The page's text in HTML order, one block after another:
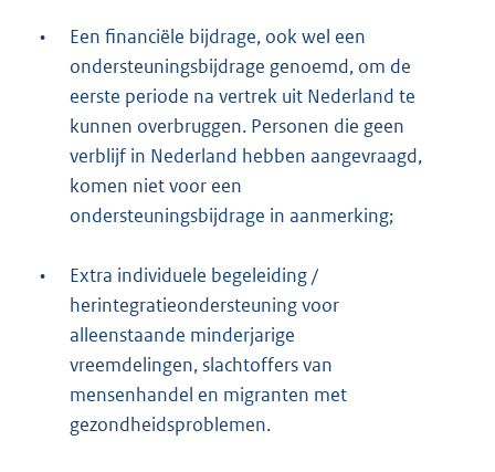
•
Een financiële bijdrage, ook wel een
ondersteuningsbijdrage genoemd, om de
eerste periode na vertrek uit Nederland te
kunnen overbruggen. Personen die geen
verblijf in Nederland hebben aangevraagd,
komen niet voor een
ondersteuningsbijdrage in aanmerking;
•
Extra individuele begeleiding /
herintegratieondersteuning voor
alleenstaande minderjarige
vreemdelingen, slachtoffers van
mensenhandel en migranten met
gezondheidsproblemen.